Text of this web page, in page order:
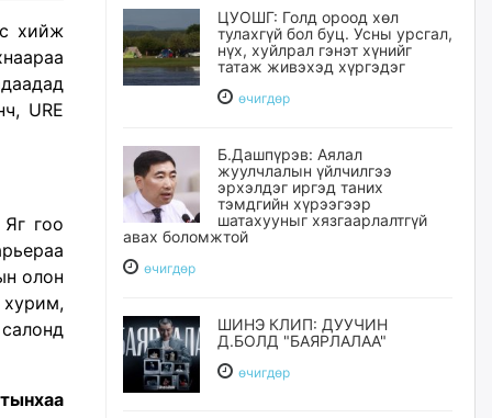
хийж
URE
гоо
олон
ЦУОШГ: Голд ороод хөл
тулахгүй бол буц. Усны урсгал,
нүх, хуйлрал гэнэт хүнийг
татаж живэхэд хүргэдэг
өчигдѳр
Б.Дашпүрэв: Аялал
жуулчлалын үйлчилгээ
эрхэлдэг иргэд таних
тэмдгийн хүрээгээр
шатахууныг хязгаарлалтгүй
авах боломжтой
өчигдѳр
ШИНЭ КЛИП: ДУУЧИН
Д.БОЛД "БАЯРЛАЛАА"
өчигдѳр